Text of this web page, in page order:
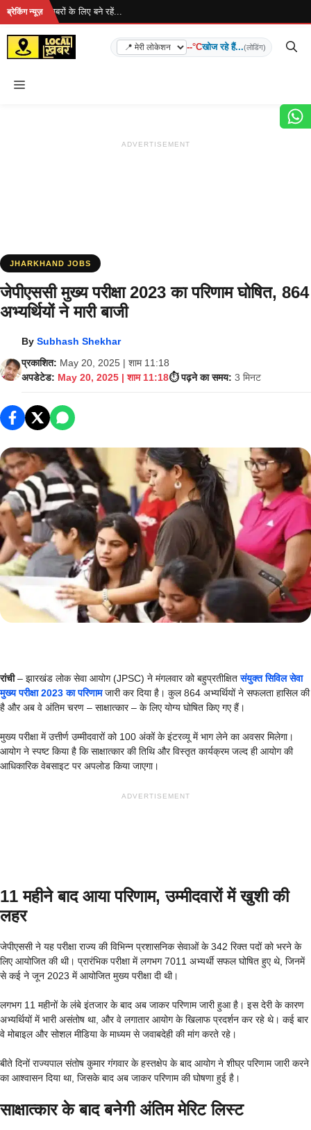
Skip
content
ब्रेकिंग न्यूज़
है... ताज़ा खबरों के लिए बने रहें...
--°Cखोज रहे हैं...(लोडिंग)
Menu
ADVERTISEMENT
JHARKHAND JOBS
जेपीएससी मुख्य परीक्षा 2023 का परिणाम घोषित, 864
अभ्यर्थियों ने मारी बाजी
BySubhash Shekhar
प्रकाशित: May 20, 2025 | शाम 11:18
अपडेटेड: May 20, 2025 | शाम 11:18⏱️ पढ़ने का समय: 3 मिनट
रांची– झारखंड लोक सेवा आयोग (JPSC) ने मंगलवार को बहुप्रतीक्षितसंयुक्त सिविल सेवा
मुख्य परीक्षा 2023 का परिणामजारी कर दिया है। कुल 864 अभ्यर्थियों ने सफलता हासिल की
है और अब वे अंतिम चरण – साक्षात्कार – के लिए योग्य घोषित किए गए हैं।
मुख्य परीक्षा में उत्तीर्ण उम्मीदवारों को 100 अंकों के इंटरव्यू में भाग लेने का अवसर मिलेगा।
आयोग ने स्पष्ट किया है कि साक्षात्कार की तिथि और विस्तृत कार्यक्रम जल्द ही आयोग की
आधिकारिक वेबसाइट पर अपलोड किया जाएगा।
ADVERTISEMENT
11 महीने बाद आया परिणाम, उम्मीदवारों में खुशी की
लहर
जेपीएससी ने यह परीक्षा राज्य की विभिन्न प्रशासनिक सेवाओं के 342 रिक्त पदों को भरने के
लिए आयोजित की थी। प्रारंभिक परीक्षा में लगभग 7011 अभ्यर्थी सफल घोषित हुए थे, जिनमें
से कई ने जून 2023 में आयोजित मुख्य परीक्षा दी थी।
लगभग 11 महीनों के लंबे इंतजार के बाद अब जाकर परिणाम जारी हुआ है। इस देरी के कारण
अभ्यर्थियों में भारी असंतोष था, और वे लगातार आयोग के खिलाफ प्रदर्शन कर रहे थे। कई बार
वे मोबाइल और सोशल मीडिया के माध्यम से जवाबदेही की मांग करते रहे।
बीते दिनों राज्यपाल संतोष कुमार गंगवार के हस्तक्षेप के बाद आयोग ने शीघ्र परिणाम जारी करने
का आश्वासन दिया था, जिसके बाद अब जाकर परिणाम की घोषणा हुई है।
साक्षात्कार के बाद बनेगी अंतिम मेरिट लिस्ट